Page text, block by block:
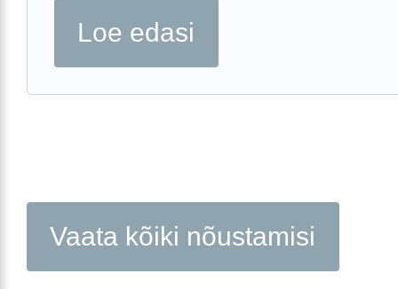
Loe edasi
Vaata kõiki nõustamisi